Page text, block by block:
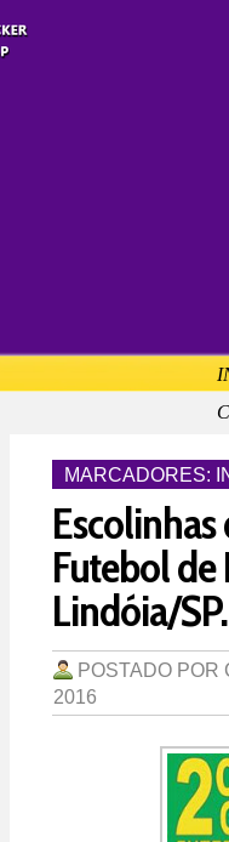
MARCADORES:
Escolinhas
Futebol de
Lindóia/SP.
POSTADO POR
2016